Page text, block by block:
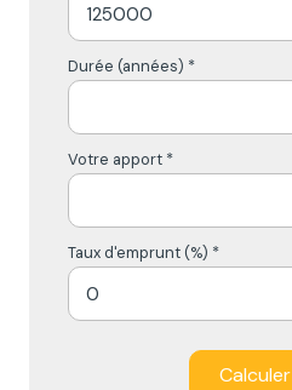
Durée (années) *
Votre apport *
Taux d'emprunt (%) *
Calculer